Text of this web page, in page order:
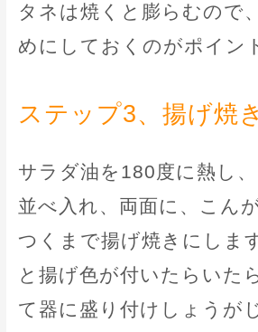
タネは焼くと膨らむので
めにしておくのがポイン
ステップ3、揚げ焼
サラダ油を180度に熱し
並べ入れ、両面に、こん
つくまで揚げ焼きにしま
と揚げ色が付いたらいた
て器に盛り付けしょうが